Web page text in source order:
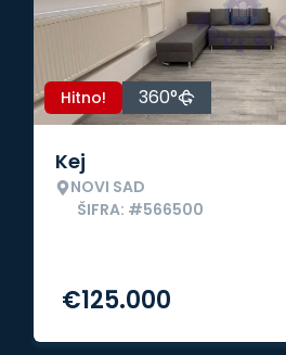
Hitno! 360°
Kej
NOVI SAD
ŠIFRA: #566500
€125.000